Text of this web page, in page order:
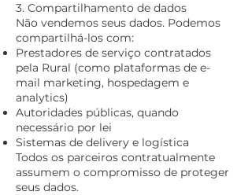
3. Compartilhamento de dados
Não vendemos seus dados. Podemos
compartilhá-los com:
Prestadores de serviço contratados
pela Rural (como plataformas de e-
mail marketing, hospedagem e
analytics)
Autoridades públicas, quando
necessário por lei
Sistemas de delivery e logística
Todos os parceiros contratualmente
assumem o compromisso de proteger
seus dados.